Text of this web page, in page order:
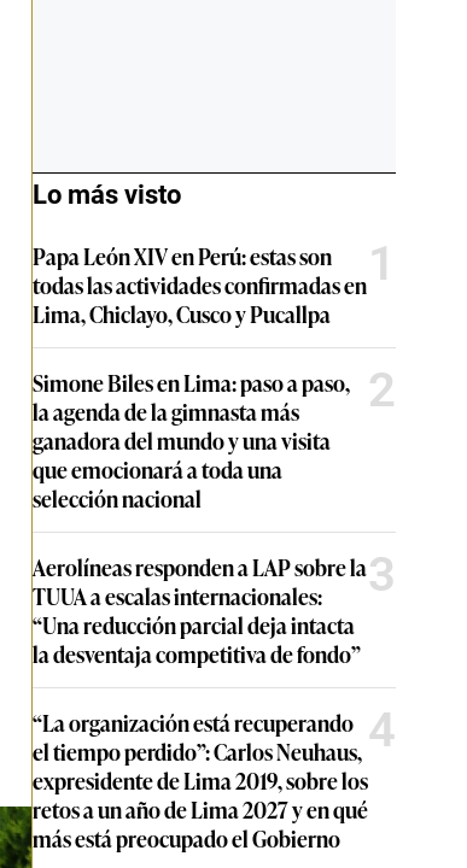
Lo más visto
Papa León XIV en Perú: estas son
todas las actividades confirmadas en
Lima, Chiclayo, Cusco y Pucallpa
1
Simone Biles en Lima: paso a paso,
la agenda de la gimnasta más
ganadora del mundo y una visita
que emocionará a toda una
selección nacional
2
Aerolíneas responden a LAP sobre la
TUUA a escalas internacionales:
“Una reducción parcial deja intacta
la desventaja competitiva de fondo”
3
“La organización está recuperando
el tiempo perdido”: Carlos Neuhaus,
expresidente de Lima 2019, sobre los
retos a un año de Lima 2027 y en qué
más está preocupado el Gobierno
4